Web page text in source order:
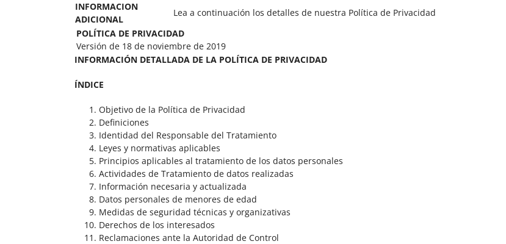
INFORMACION
ADICIONAL
Lea a continuación los detalles de nuestra Política de Privacidad
POLÍTICA DE PRIVACIDAD
Versión de 18 de noviembre de 2019
INFORMACIÓN DETALLADA DE LA POLÍTICA DE PRIVACIDAD
ÍNDICE
Objetivo de la Política de Privacidad
Definiciones
Identidad del Responsable del Tratamiento
Leyes y normativas aplicables
Principios aplicables al tratamiento de los datos personales
Actividades de Tratamiento de datos realizadas
Información necesaria y actualizada
Datos personales de menores de edad
Medidas de seguridad técnicas y organizativas
Derechos de los interesados
Reclamaciones ante la Autoridad de Control